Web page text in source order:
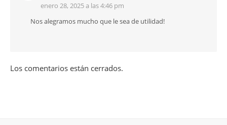
enero 28, 2025 a las 4:46 pm
Nos alegramos mucho que le sea de utilidad!
Los comentarios están cerrados.